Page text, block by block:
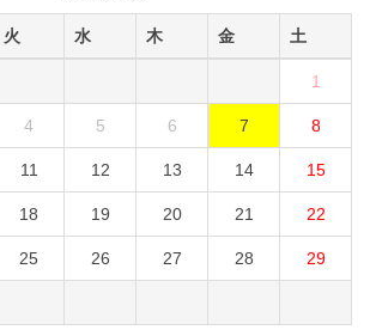
火 水 木 金 土
1
4 5 6 7 8
11 12 13 14 15
18 19 20 21 22
25 26 27 28 29